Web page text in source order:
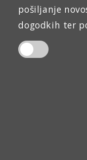
pošiljanje
dogodkih ter